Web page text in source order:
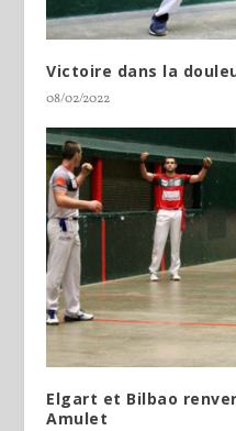
Victoire dans la
08/02/2022
Elgart et Bilbao
Amulet